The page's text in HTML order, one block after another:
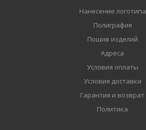
Нанесение логотипа
Полиграфия
Пошив изделий
Адреса
Условия оплаты
Условия доставки
Гарантия и возврат
Политика